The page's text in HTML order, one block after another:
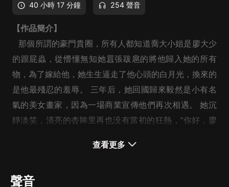
40 小時 17 分鐘 254 聲音
【作品簡介】
那個所謂的豪門貴圈，所有人都知道喬大小姐是廖大少
的跟屁蟲，從懵懂無知她囂張跋扈的將他歸入她的所有
物，為了嫁給他，她生生逼走了他心頭的白月光，換來的
是他最殘忍的羞辱。 三年后，她回國歸來毅然是小有名
氣的美女畫家，因為一場商業宣傳他們再次相遇。 她沉
靜淡笑，清亮的杏眸里再也没有當初的狂熱，“你好，廖
里卻是深沉一片，“你這是在玩故擒欲縱？” 故事暖虐，歡
演播：
查看更多
聲音